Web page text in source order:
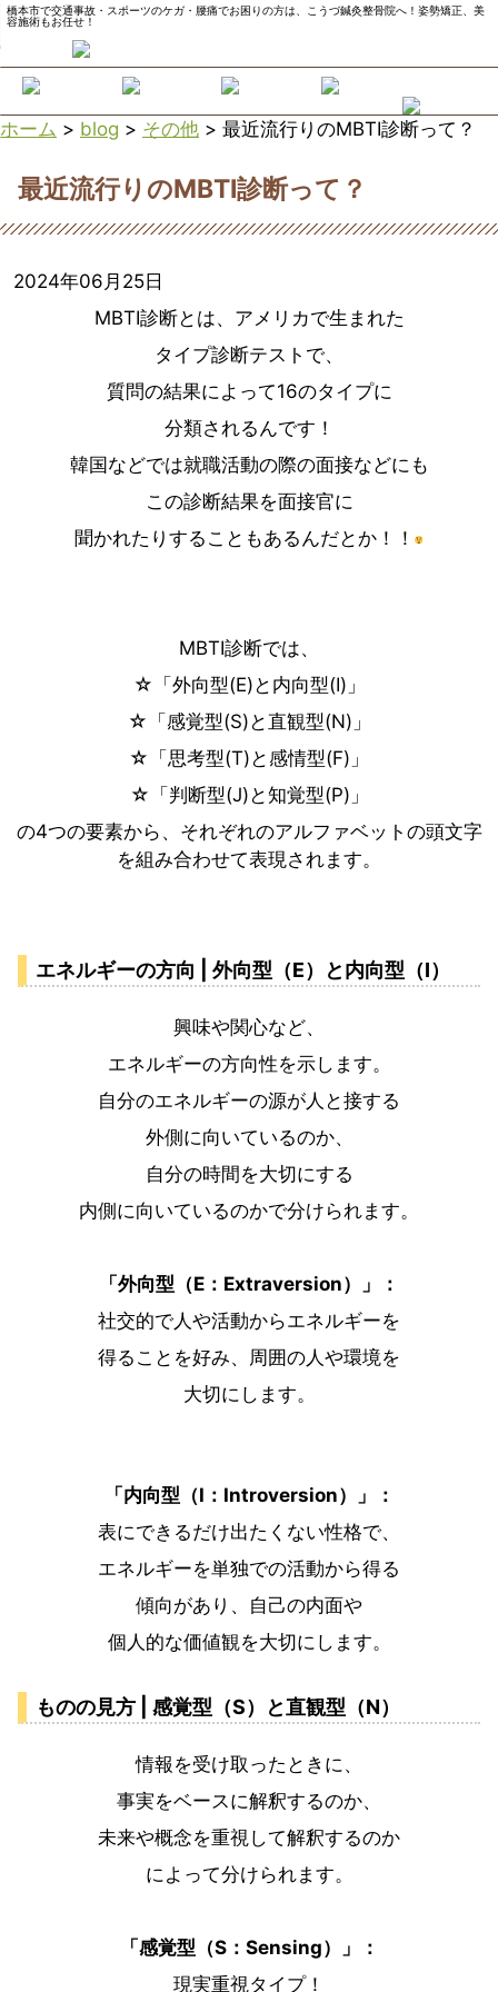
橋本市で交通事故・スポーツのケガ・腰痛でお困りの方は、こうづ鍼灸整骨院へ！姿勢矯正、美
容施術もお任せ！
ホーム > blog > その他 > 最近流行りのMBTI診断って？
最近流行りのMBTI診断って？
2024年06月25日
MBTI診断とは、アメリカで生まれた
タイプ診断テストで、
質問の結果によって16のタイプに
分類されるんです！
韓国などでは就職活動の際の面接などにも
この診断結果を面接官に
聞かれたりすることもあるんだとか！！
MBTI診断では、
☆「外向型(E)と内向型(I)」
☆「感覚型(S)と直観型(N)」
☆「思考型(T)と感情型(F)」
☆「判断型(J)と知覚型(P)」
の4つの要素から、それぞれのアルファベットの頭文字
を組み合わせて表現されます。
エネルギーの方向 | 外向型（E）と内向型（I）
興味や関心など、
エネルギーの方向性を示します。
自分のエネルギーの源が人と接する
外側に向いているのか、
自分の時間を大切にする
内側に向いているのかで分けられます。
「外向型（E：Extraversion）」：
社交的で人や活動からエネルギーを
得ることを好み、周囲の人や環境を
大切にします。
「内向型（I：Introversion）」：
表にできるだけ出たくない性格で、
エネルギーを単独での活動から得る
傾向があり、自己の内面や
個人的な価値観を大切にします。
ものの見方 | 感覚型（S）と直観型（N）
情報を受け取ったときに、
事実をベースに解釈するのか、
未来や概念を重視して解釈するのか
によって分けられます。
「感覚型（S：Sensing）」：
現実重視タイプ！